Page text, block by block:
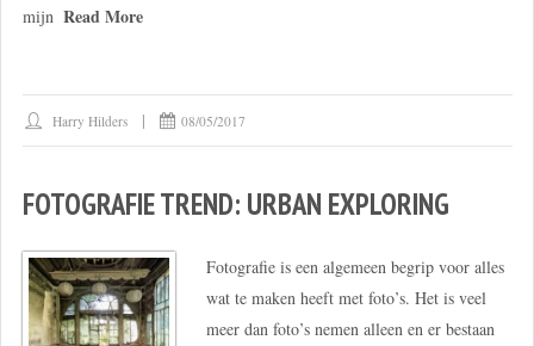
mijn Read More
Harry Hilders 08/05/2017
FOTOGRAFIE TREND: URBAN EXPLORING
Fotografie is een algemeen begrip voor alles
wat te maken heeft met foto’s. Het is veel
meer dan foto’s nemen alleen en er bestaan